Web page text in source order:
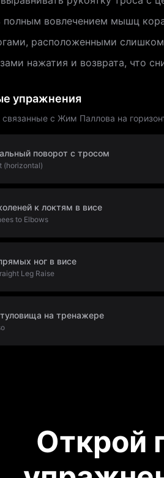
полным вовлечением мышц
расположенными
нажатия и возврата, что
упражнения
с Жим Паллова на
поворот с тросом
(horizontal)
к локтям в висе
to Elbows
ног в висе
Leg Raise
на тренажере
Открой